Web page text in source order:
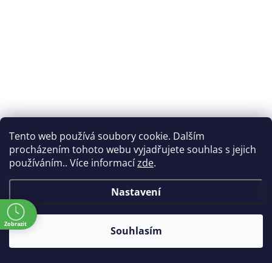
Tento web používá soubory cookie. Dalším
procházením tohoto webu vyjadřujete souhlas s jejich
používáním.. Více informacízde.
Nastavení
Souhlasím
Skladem
95 Kč
(79 Kč bez DPH)
Zobrazit